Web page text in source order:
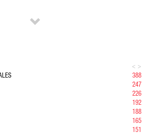
< >
388
247
226
192
188
165
151